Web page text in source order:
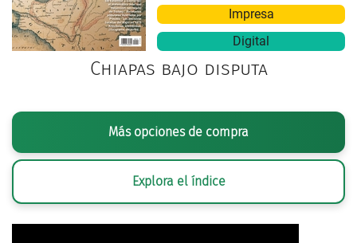
Impresa
Digital
Chiapas bajo disputa
Más opciones de compra
Explora el índice